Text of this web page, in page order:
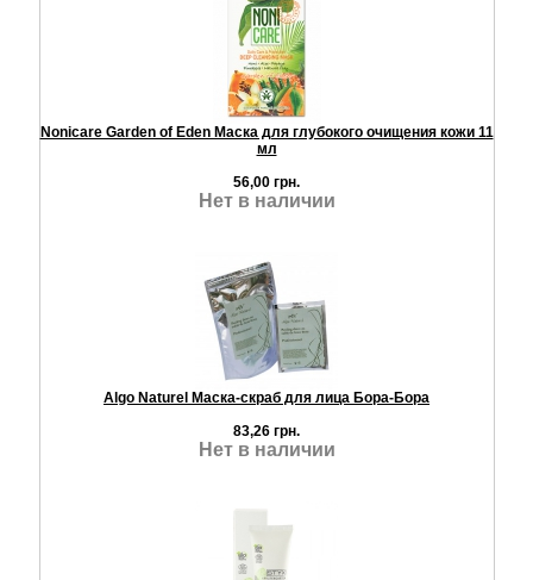
Nonicare Garden of Eden Маска для глубокого очищения кожи 11
мл
56,00 грн.
Нет в наличии
Algo Naturel Маска-скраб для лица Бора-Бора
83,26 грн.
Нет в наличии